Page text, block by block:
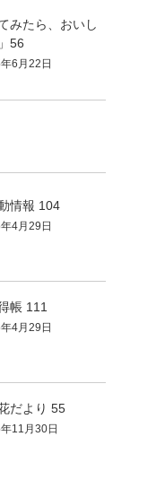
みたら、おいし
56
6月22日
情報 104
4月29日
帳 111
4月29日
だより 55
11月30日